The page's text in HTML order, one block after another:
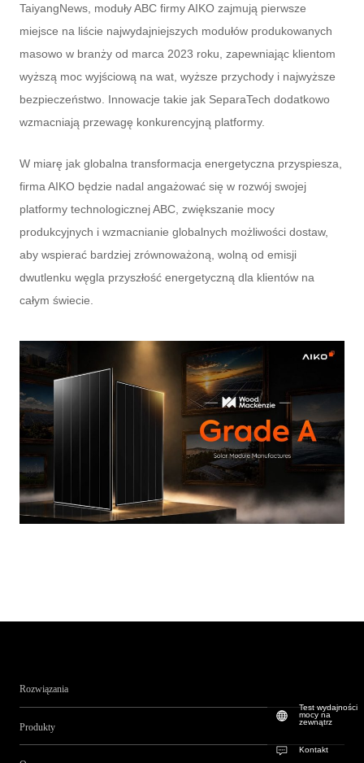
TaiyangNews, moduły ABC firmy AIKO zajmują pierwsze
miejsce na liście najwydajniejszych modułów produkowanych
masowo w branży od marca 2023 roku, zapewniając klientom
wyższą moc wyjściową na wat, wyższe przychody i najwyższe
bezpieczeństwo. Innowacje takie jak SeparaTech dodatkowo
wzmacniają przewagę konkurencyjną platformy.
W miarę jak globalna transformacja energetyczna przyspiesza,
firma AIKO będzie nadal angażować się w rozwój swojej
platformy technologicznej ABC, zwiększanie mocy
produkcyjnych i wzmacnianie globalnych możliwości dostaw,
aby wspierać bardziej zrównoważoną, wolną od emisji
dwutlenku węgla przyszłość energetyczną dla klientów na
całym świecie.
Rozwiązania
Produkty
Test wydajności
mocy na
zewnątrz
Kontakt